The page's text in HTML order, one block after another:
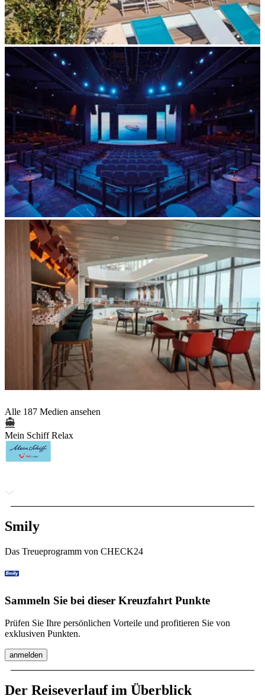
Alle 187 Medien ansehen
Mein Schiff Relax
Smily
Das Treueprogramm von CHECK24
Sammeln Sie bei dieser Kreuzfahrt Punkte
Prüfen Sie Ihre persönlichen Vorteile und profitieren Sie von
exklusiven Punkten.
anmelden
Der Reiseverlauf im Überblick